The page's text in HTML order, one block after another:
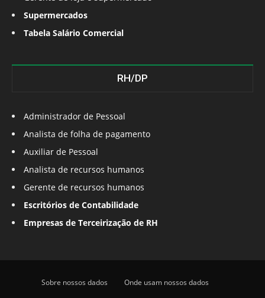
Supermercados
Tabela Salário Comercial
RH/DP
Administrador de Pessoal
Analista de folha de pagamento
Auxiliar de Pessoal
Analista de recursos humanos
Gerente de recursos humanos
Escritórios de Contabilidade
Empresas de Terceirização de RH
Sobre nossos dados Onde usam nossos dados